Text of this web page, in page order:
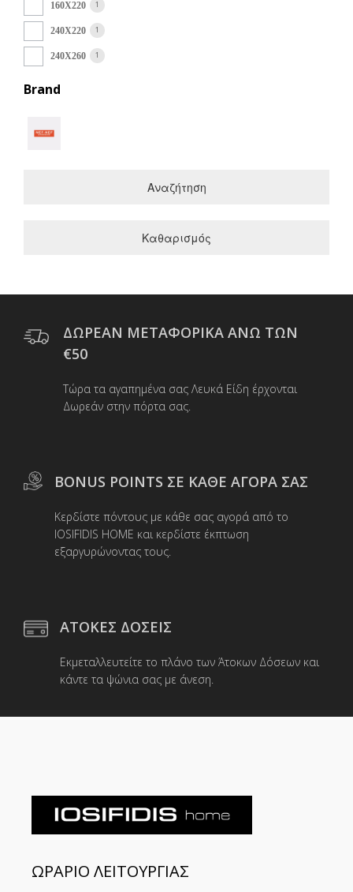
160Χ220 1
240Χ220 1
240Χ260 1
Brand
Αναζήτηση
Καθαρισμός
ΔΩΡΕΑΝ ΜΕΤΑΦΟΡΙΚΑ ΑΝΩ ΤΩΝ
€50
Τώρα τα αγαπημένα σας Λευκά Είδη έρχονται
Δωρεάν στην πόρτα σας.
BONUS POINTS ΣΕ ΚΑΘΕ ΑΓΟΡΑ ΣΑΣ
Κερδίστε πόντους με κάθε σας αγορά από το
IOSIFIDIS HOME και κερδίστε έκπτωση
εξαργυρώνοντας τους.
ΑΤΟΚΕΣ ΔΟΣΕΙΣ
Εκμεταλλευτείτε το πλάνο των Άτοκων Δόσεων και
κάντε τα ψώνια σας με άνεση.
ΩΡΑΡΙΟ ΛΕΙΤΟΥΡΓΙΑΣ